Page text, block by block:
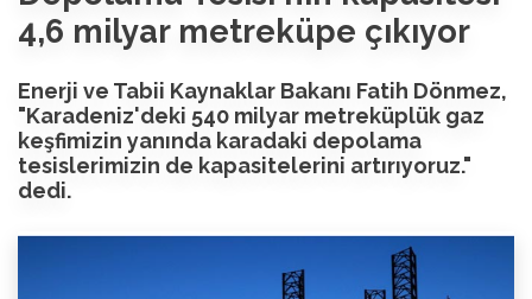
4,6 milyar metreküpe çıkıyor
Enerji ve Tabii Kaynaklar Bakanı Fatih Dönmez,
"Karadeniz'deki 540 milyar metreküplük gaz
keşfimizin yanında karadaki depolama
tesislerimizin de kapasitelerini artırıyoruz."
dedi.